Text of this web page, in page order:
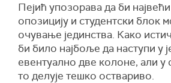
Пејић упозорава да би
опозицију и студентски блок
очување јединства. Како
би било најбоље да наступи у
евентуално две колоне, али у
то делује тешко оствариво.